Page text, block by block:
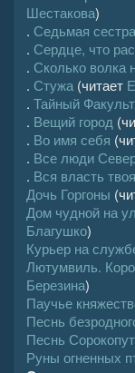
Шестакова)
. Седьмая сестра
. Сердце, что
. Сколько волка
. Стужа (читает
. Тайный
. Вещий город
. Во имя себя
. Все люди
. Вся власть твоя
Дочь Горгоны
Дом чудной на
Благушко)
Курьер на
Лютумвиль.
Березина)
Паучье
Песнь
Песнь
Руны огненных